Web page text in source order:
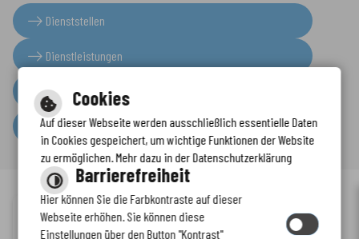
Dienststellen
Dienstleistungen
Presseinformationen
Serviceportal
Inhalt-Impressum-Datenschutzerklärung Kontaktformular -
Immer auf dem neuesten Stand
Cookies
Auf dieser Webseite werden ausschließlich essentielle Daten
in Cookies gespeichert, um wichtige Funktionen der Website
zu ermöglichen. Mehr dazu in der Datenschutzerklärung
Barrierefreiheit
Hier können Sie die Farbkontraste auf dieser
Webseite erhöhen. Sie können diese
Einstellungen über den Button "Kontrast"